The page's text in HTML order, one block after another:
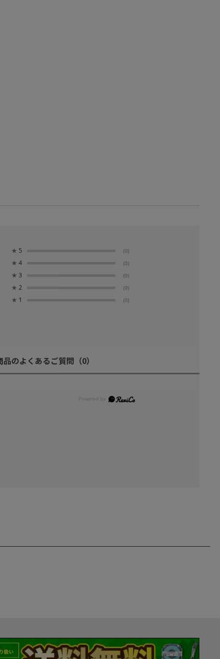
★ 5 (0)
★ 4 (0)
★ 3 (0)
★ 2 (0)
★ 1 (0)
品のよくあるご質問 （0）